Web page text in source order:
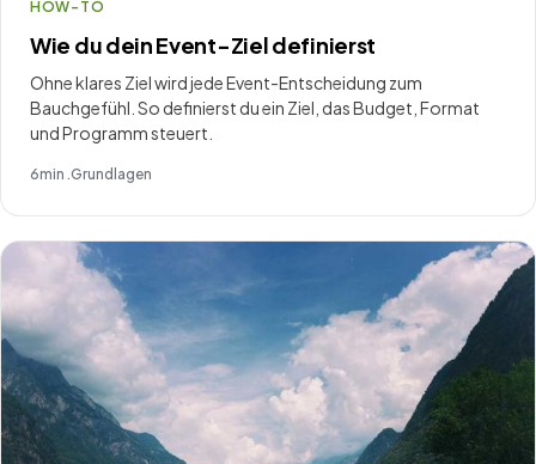
HOW-TO
Wie du dein Event-Ziel definierst
Ohne klares Ziel wird jede Event-Entscheidung zum
Bauchgefühl. So definierst du ein Ziel, das Budget, Format
und Programm steuert.
6min .Grundlagen